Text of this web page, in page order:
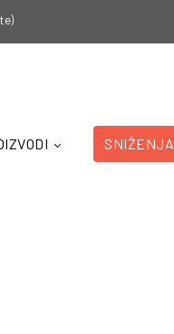
SNIŽENJA